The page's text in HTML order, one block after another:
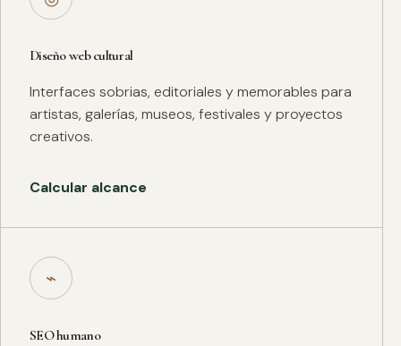
Diseño web cultural
Interfaces sobrias, editoriales y memorables para
artistas, galerías, museos, festivales y proyectos
creativos.
Calcular alcance
⌁
SEO humano